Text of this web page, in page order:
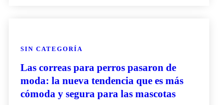
SIN CATEGORÍA
Las correas para perros pasaron de
moda: la nueva tendencia que es más
cómoda y segura para las mascotas